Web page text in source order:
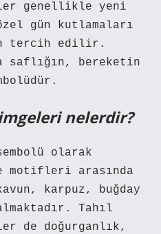
genellikle yeni
gün kutlamaları
tercih edilir.
saflığın, bereketin
nelerdir?
olarak
motifleri arasında
karpuz, buğday
Tahıl
de doğurganlık,